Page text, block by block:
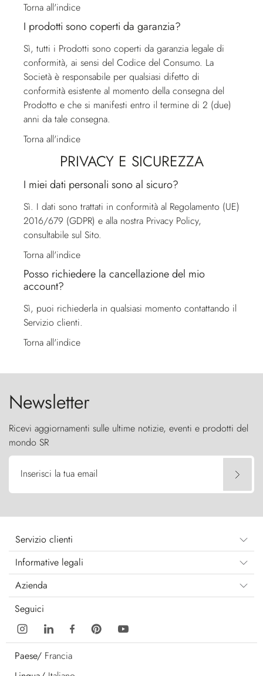
Torna all'indice
I prodotti sono coperti da garanzia?
Sì, tutti i Prodotti sono coperti da garanzia legale di
conformità, ai sensi del Codice del Consumo. La
Società è responsabile per qualsiasi difetto di
conformità esistente al momento della consegna del
Prodotto e che si manifesti entro il termine di 2 (due)
anni da tale consegna.
Torna all'indice
PRIVACY E SICUREZZA
I miei dati personali sono al sicuro?
Sì. I dati sono trattati in conformità al Regolamento (UE)
2016/679 (GDPR) e alla nostra Privacy Policy,
consultabile sul Sito.
Torna all'indice
Posso richiedere la cancellazione del mio
account?
Sì, puoi richiederla in qualsiasi momento contattando il
Servizio clienti.
Torna all'indice
Newsletter
Ricevi aggiornamenti sulle ultime notizie, eventi e prodotti del
mondo SR
Inserisci la tua email
Servizio clienti
Informative legali
Azienda
Seguici
Paese/ Francia